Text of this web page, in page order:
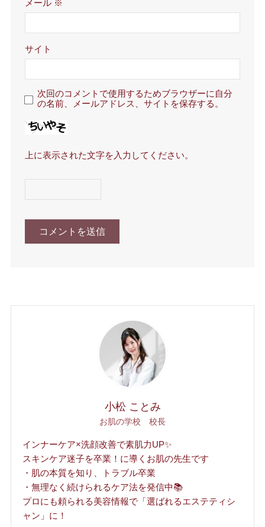
メール ※
サイト
次回のコメントで使用するためブラウザーに自分
の名前、メールアドレス、サイトを保存する。
上に表示された文字を入力してください。
小松 ことみ
お肌の学校 校長
インナーケア×洗顔改善で素肌力UP✨
スキンケア迷子を卒業！に導くお肌の先生です
・肌の本質を知り、トラブル卒業
・無理なく続けられるケア法を発信中📚
プロにも頼られる美容情報で「選ばれるエステティシ
ャン」に！